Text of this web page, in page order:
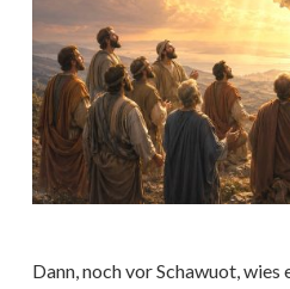
Dann, noch vor Schawuot, wies